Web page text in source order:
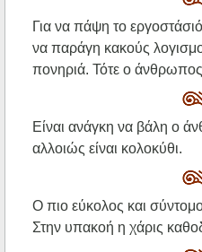
Για να πάψη το
να παράγη κακούς
πονηριά. Τότε ο άνθρωπος
Είναι ανάγκη να βάλη ο
αλλοιώς είναι κολοκύθι.
Ο πιο εύκολος και
Στην υπακοή η χάρις